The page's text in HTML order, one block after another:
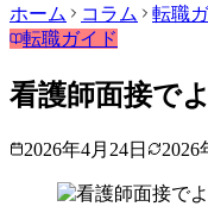
ホーム
コラム 転職
転職ガイド
看護師面接で
2026年4月24日 2026